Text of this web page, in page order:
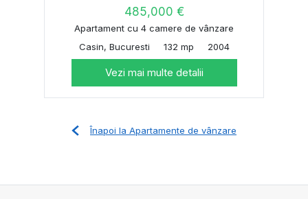
485,000 €
Apartament cu 4 camere de vânzare
Casin, Bucuresti
132 mp 2004
Vezi mai multe detalii
Înapoi la Apartamente de vânzare